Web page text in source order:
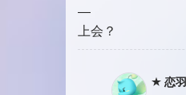
—
上会？
恋羽